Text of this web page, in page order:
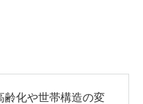
齢化や世帯構造の変